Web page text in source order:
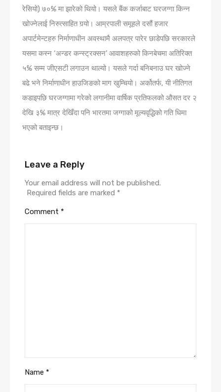
रेसियो) ७०% मा झारेको थियो। यसले बैंक कर्जाबाट घरजग्गा किन्न
खोज्नेलाई निरुत्साहित गर्‍यो। आम्रपाली समूहले दसौं हजार
अपार्टमेन्टहरु निर्माणाधीन अवस्थामै अलपत्र पारेर छाडेपछि सरकारले
यसमा कस्न ‘अन्डर कन्स्ट्रक्सन’ आवाशहरुको किनबेचमा अतिरिक्त
५% सम्म जीएसटी लगाउन थाल्यो। यसले गर्दा बनिबनाउ घर खोज्ने
बढे भने निर्माणाधीन हाउजिङको माग खुम्चियो। अर्कोतर्फ, यी नीतिगत
कडाइपछि घरजग्गामा गरेको लगानीमा वार्षिक प्रतिफलको औसत दर २
देखि ३% मात्र देखिँदा पनि भारतमा जग्गाको मूल्यवृद्धिको गति धिमा
भएको बताइन्छ।
Leave a Reply
Your email address will not be published.
Required fields are marked *
Comment *
Name *